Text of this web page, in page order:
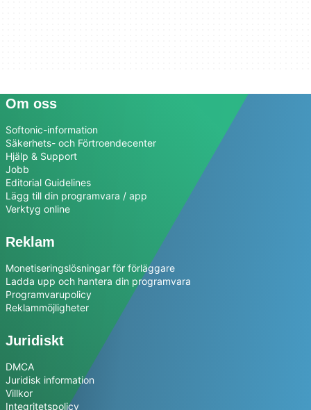
Om oss
Softonic-information
Säkerhets- och Förtroendecenter
Hjälp & Support
Jobb
Editorial Guidelines
Lägg till din programvara / app
Verktyg online
Reklam
Monetiseringslösningar för förläggare
Ladda upp och hantera din programvara
Programvarupolicy
Reklammöjligheter
Juridiskt
DMCA
Juridisk information
Villkor
Integritetspolicy